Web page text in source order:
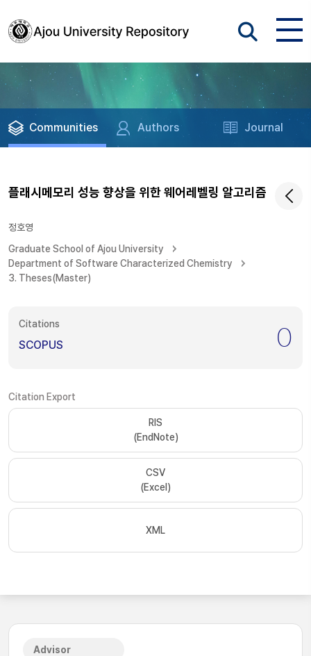
Communities Authors Journal
플래시메모리 성능 향상을 위한 웨어레벨링 알고리즘
정호영
Graduate School of Ajou University
Department of Software Characterized Chemistry
3. Theses(Master)
Citations
SCOPUS 0
Citation Export
RIS
(EndNote)
CSV
(Excel)
XML
Advisor